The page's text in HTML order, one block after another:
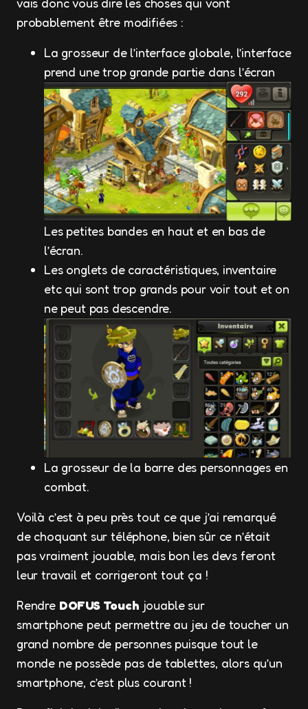
probablement être modifiées :
La grosseur de l’interface globale, l’interface
prend une trop grande partie dans l’écran
Les petites bandes en haut et en bas de
l’écran.
Les onglets de caractéristiques, inventaire
etc qui sont trop grands pour voir tout et on
ne peut pas descendre.
La grosseur de la barre des personnages en
combat.
Voilà c’est à peu près tout ce que j’ai remarqué
de choquant sur téléphone, bien sûr ce n’était
pas vraiment jouable, mais bon les devs feront
leur travail et corrigeront tout ça !
Rendre DOFUS Touch jouable sur
smartphone peut permettre au jeu de toucher un
grand nombre de personnes puisque tout le
monde ne possède pas de tablettes, alors qu’un
smartphone, c’est plus courant !